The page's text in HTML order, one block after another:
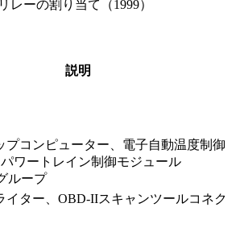
レーの割り当て（1999）
説明
プコンピューター、電子自動温度制御
パワートレイン制御モジュール
ループ
イター、OBD-IIスキャンツールコネク